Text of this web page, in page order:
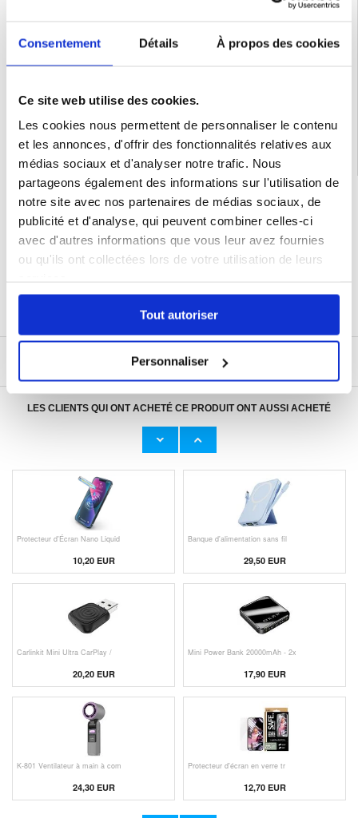
Consentement Détails À propos des cookies
Ce site web utilise des cookies.
Les cookies nous permettent de personnaliser le contenu
et les annonces, d'offrir des fonctionnalités relatives aux
médias sociaux et d'analyser notre trafic. Nous
partageons également des informations sur l'utilisation de
notre site avec nos partenaires de médias sociaux, de
publicité et d'analyse, qui peuvent combiner celles-ci
avec d'autres informations que vous leur avez fournies
ou qu'ils ont collectées lors de votre utilisation de leurs
Tout autoriser
Personnaliser
Emballage:Bulk
Catégories associées:
Accessoires téléphone
iPhone 16 Coque & Accessoires
7 % DE RÉDUCTION
POUR LES MEMBRES DU CLUB24
CHAT EN DIRECT :
LUN - VEN 10H - 22H
LES CLIENTS QUI ONT ACHETÉ CE PRODUIT ONT AUSSI ACHETÉ
Câble Apple Lightning d'Origin
Protecteur d'Écran Nano Liquid
10,20 EUR
Banque d'alimentation sans fil
29,50 EUR
Carlinkit Mini Ultra CarPlay /
20,20 EUR
Mini Power Bank 20000mAh - 2x
17,90 EUR
K-801 Ventilateur à main à com
24,30 EUR
Protecteur d'écran en verre tr
12,70 EUR